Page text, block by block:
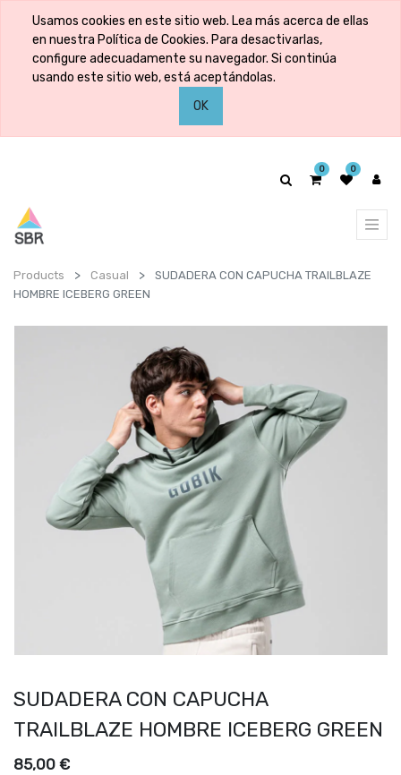
Usamos cookies en este sitio web. Lea más acerca de ellas
en nuestra Política de Cookies. Para desactivarlas,
configure adecuadamente su navegador. Si continúa
usando este sitio web, está aceptándolas.
OK
0 0
Products Casual
SUDADERA CON CAPUCHA TRAILBLAZE
HOMBRE ICEBERG GREEN
SUDADERA CON CAPUCHA
TRAILBLAZE HOMBRE ICEBERG GREEN
85,00 €